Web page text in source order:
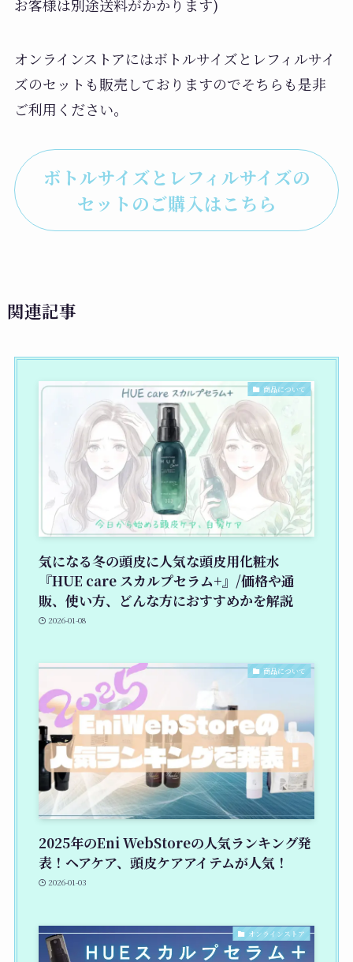
お客様は別途送料がかかります)
オンラインストアにはボトルサイズとレフィルサイ
ズのセットも販売しておりますのでそちらも是非
ご利用ください。
ボトルサイズとレフィルサイズの
セットのご購入はこちら
関連記事
商品について
気になる冬の頭皮に人気な頭皮用化粧水
『HUE care スカルプセラム+』/価格や通
販、使い方、どんな方におすすめかを解説
2026-01-08
商品について
2025年のEni WebStoreの人気ランキング発
表！ヘアケア、頭皮ケアアイテムが人気！
2026-01-03
オンラインストア